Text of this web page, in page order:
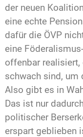
der neuen
eine echte
dafür die ÖVP
eine
offenbar realisiert,
schwach sind, um
Also gibt es in
Das ist nur
politischer
erspart geblieben